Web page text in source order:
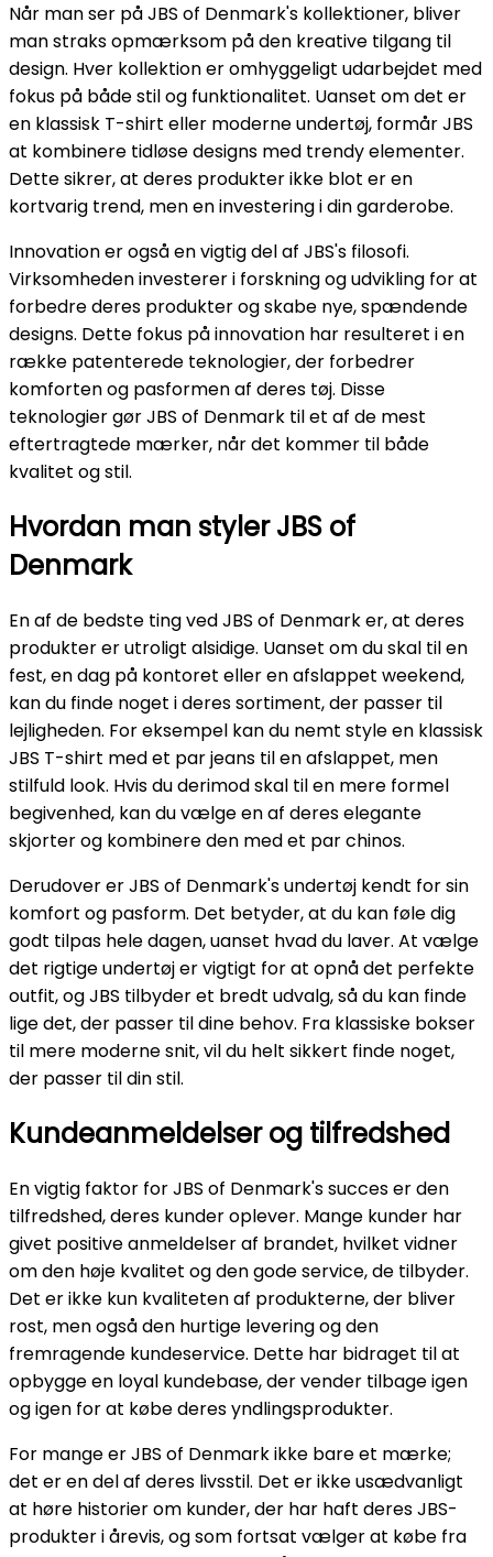
Når man ser på JBS of Denmark's kollektioner, bliver
man straks opmærksom på den kreative tilgang til
design. Hver kollektion er omhyggeligt udarbejdet med
fokus på både stil og funktionalitet. Uanset om det er
en klassisk T-shirt eller moderne undertøj, formår JBS
at kombinere tidløse designs med trendy elementer.
Dette sikrer, at deres produkter ikke blot er en
kortvarig trend, men en investering i din garderobe.
Innovation er også en vigtig del af JBS's filosofi.
Virksomheden investerer i forskning og udvikling for at
forbedre deres produkter og skabe nye, spændende
designs. Dette fokus på innovation har resulteret i en
række patenterede teknologier, der forbedrer
komforten og pasformen af deres tøj. Disse
teknologier gør JBS of Denmark til et af de mest
eftertragtede mærker, når det kommer til både
kvalitet og stil.
Hvordan man styler JBS of
Denmark
En af de bedste ting ved JBS of Denmark er, at deres
produkter er utroligt alsidige. Uanset om du skal til en
fest, en dag på kontoret eller en afslappet weekend,
kan du finde noget i deres sortiment, der passer til
lejligheden. For eksempel kan du nemt style en klassisk
JBS T-shirt med et par jeans til en afslappet, men
stilfuld look. Hvis du derimod skal til en mere formel
begivenhed, kan du vælge en af deres elegante
skjorter og kombinere den med et par chinos.
Derudover er JBS of Denmark's undertøj kendt for sin
komfort og pasform. Det betyder, at du kan føle dig
godt tilpas hele dagen, uanset hvad du laver. At vælge
det rigtige undertøj er vigtigt for at opnå det perfekte
outfit, og JBS tilbyder et bredt udvalg, så du kan finde
lige det, der passer til dine behov. Fra klassiske bokser
til mere moderne snit, vil du helt sikkert finde noget,
der passer til din stil.
Kundeanmeldelser og tilfredshed
En vigtig faktor for JBS of Denmark's succes er den
tilfredshed, deres kunder oplever. Mange kunder har
givet positive anmeldelser af brandet, hvilket vidner
om den høje kvalitet og den gode service, de tilbyder.
Det er ikke kun kvaliteten af produkterne, der bliver
rost, men også den hurtige levering og den
fremragende kundeservice. Dette har bidraget til at
opbygge en loyal kundebase, der vender tilbage igen
og igen for at købe deres yndlingsprodukter.
For mange er JBS of Denmark ikke bare et mærke;
det er en del af deres livsstil. Det er ikke usædvanligt
at høre historier om kunder, der har haft deres JBS-
produkter i årevis, og som fortsat vælger at købe fra